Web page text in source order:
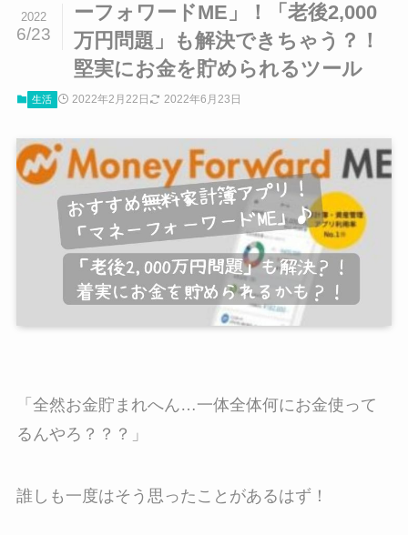
ーフォワードME」！「老後2,000
万円問題」も解決できちゃう？！
堅実にお金を貯められるツール
2022
6/23
生活 2022年2月22日 2022年6月23日
「全然お金貯まれへん…一体全体何にお金使って
るんやろ？？？」
誰しも一度はそう思ったことがあるはず！